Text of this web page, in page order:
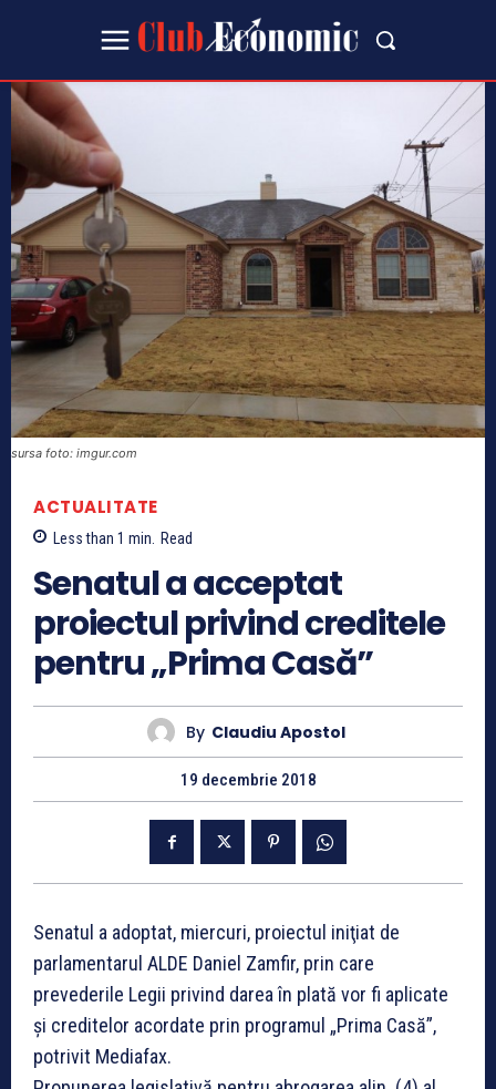
sursa foto: imgur.com
ACTUALITATE
Less than 1 min. Read
Senatul a acceptat
proiectul privind creditele
pentru „Prima Casă”
By Claudiu Apostol
19 decembrie 2018
Senatul a adoptat, miercuri, proiectul iniţiat de
parlamentarul ALDE Daniel Zamfir, prin care
prevederile Legii privind darea în plată vor fi aplicate
şi creditelor acordate prin programul „Prima Casă”,
potrivit Mediafax.